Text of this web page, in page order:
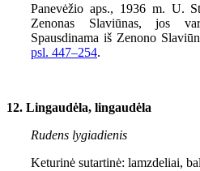
Panevėžio aps., 1936 m. U.
Zenonas Slaviūnas, jos
Spausdinama iš Zenono
psl. 447–254.
12. Lingaudėla, lingaudėla
Rudens lygiadienis
Keturinė sutartinė: lamzdeliai,